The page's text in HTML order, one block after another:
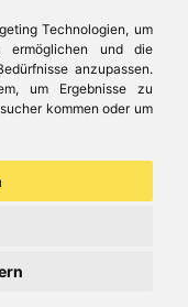
Technologien, um
ermöglichen und die
anzupassen.
um Ergebnisse zu
kommen oder um